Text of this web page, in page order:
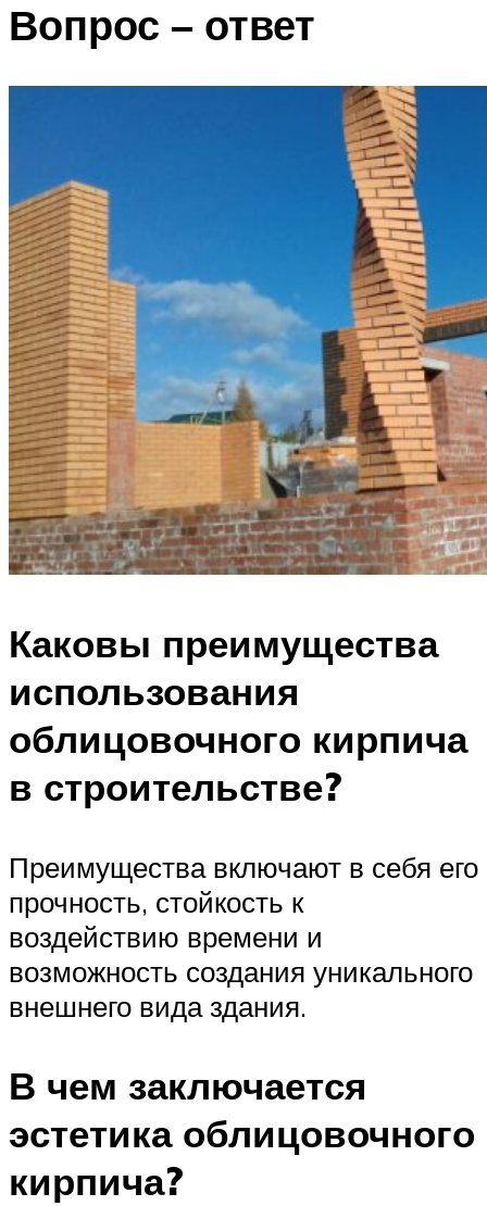
Вопрос – ответ
Каковы преимущества
использования
облицовочного кирпича
в строительстве?
Преимущества включают в себя его
прочность, стойкость к
воздействию времени и
возможность создания уникального
внешнего вида здания.
В чем заключается
эстетика облицовочного
кирпича?